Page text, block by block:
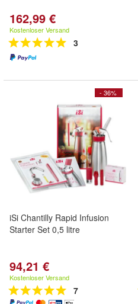
162,99 €
Kostenloser Versand
3
- 36%
iSi Chantilly Rapid Infusion
Starter Set 0,5 litre
94,21 €
Kostenloser Versand
7